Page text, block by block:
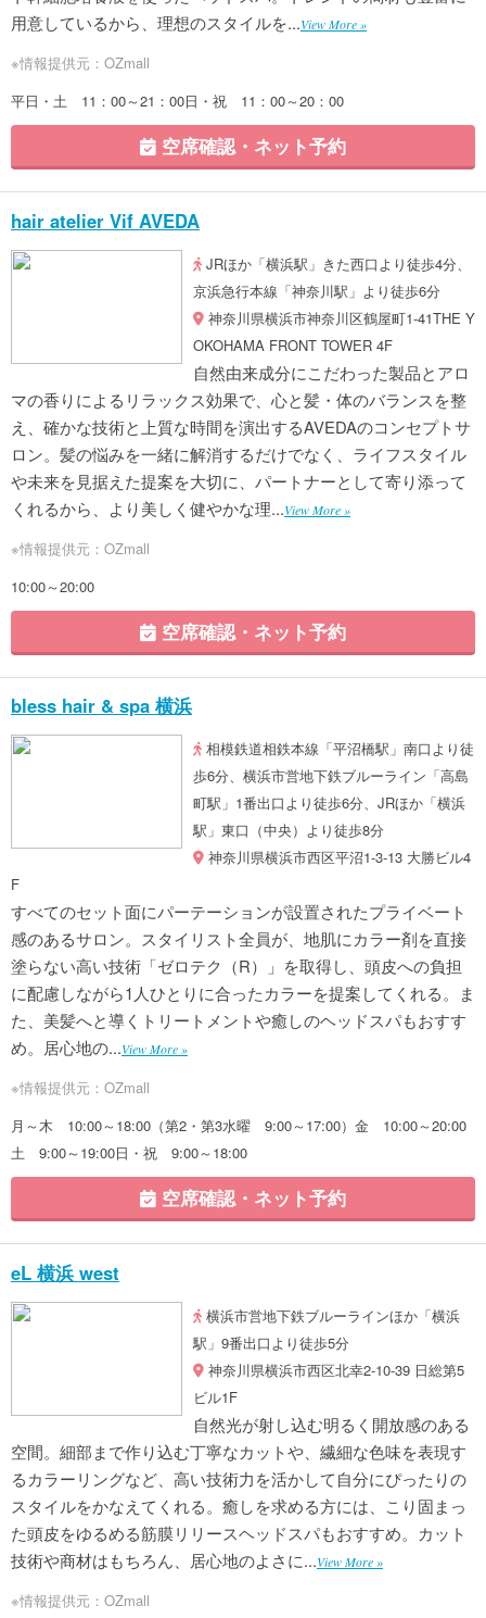
用意しているから、理想のスタイルを...View More »
※情報提供元：OZmall
平日・土 11：00～21：00日・祝 11：00～20：00
空席確認・ネット予約
hair atelier Vif AVEDA
JRほか「横浜駅」きた西口より徒歩4分、
京浜急行本線「神奈川駅」より徒歩6分
神奈川県横浜市神奈川区鶴屋町1-41THE Y
OKOHAMA FRONT TOWER 4F
自然由来成分にこだわった製品とアロ
マの香りによるリラックス効果で、心と髪・体のバランスを整
え、確かな技術と上質な時間を演出するAVEDAのコンセプトサ
ロン。髪の悩みを一緒に解消するだけでなく、ライフスタイル
や未来を見据えた提案を大切に、パートナーとして寄り添って
くれるから、より美しく健やかな理...View More »
※情報提供元：OZmall
10:00～20:00
空席確認・ネット予約
bless hair & spa 横浜
相模鉄道相鉄本線「平沼橋駅」南口より徒
歩6分、横浜市営地下鉄ブルーライン「高島
町駅」1番出口より徒歩6分、JRほか「横浜
駅」東口（中央）より徒歩8分
神奈川県横浜市西区平沼1-3-13 大勝ビル4
F
すべてのセット面にパーテーションが設置されたプライベート
感のあるサロン。スタイリスト全員が、地肌にカラー剤を直接
塗らない高い技術「ゼロテク（R）」を取得し、頭皮への負担
に配慮しながら1人ひとりに合ったカラーを提案してくれる。ま
た、美髪へと導くトリートメントや癒しのヘッドスパもおすす
め。居心地の...View More »
※情報提供元：OZmall
月～木 10:00～18:00（第2・第3水曜 9:00～17:00）金 10:00～20:00
土 9:00～19:00日・祝 9:00～18:00
空席確認・ネット予約
eL 横浜 west
横浜市営地下鉄ブルーラインほか「横浜
駅」9番出口より徒歩5分
神奈川県横浜市西区北幸2-10-39 日総第5
ビル1F
自然光が射し込む明るく開放感のある
空間。細部まで作り込む丁寧なカットや、繊細な色味を表現す
るカラーリングなど、高い技術力を活かして自分にぴったりの
スタイルをかなえてくれる。癒しを求める方には、こり固まっ
た頭皮をゆるめる筋膜リリースヘッドスパもおすすめ。カット
技術や商材はもちろん、居心地のよさに...View More »
※情報提供元：OZmall